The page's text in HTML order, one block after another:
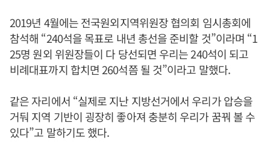
2019년 4월에는 전국원외지역위원장 협의회 임시총회에
참석해 “240석을 목표로 내년 총선을 준비할 것”이라며 “1
25명 원외 위원장들이 다 당선되면 우리는 240석이 되고
비례대표까지 합치면 260석쯤 될 것”이라고 말했다.
같은 자리에서 “실제로 지난 지방선거에서 우리가 압승을
거둬 지역 기반이 굉장히 좋아져 충분히 우리가 꿈꿔 볼 수
있다”고 말하기도 했다.